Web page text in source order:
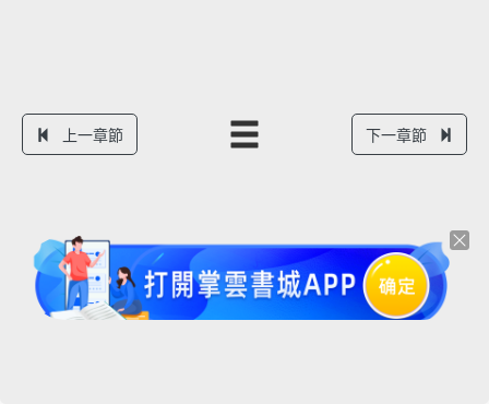
上一章節 下一章節